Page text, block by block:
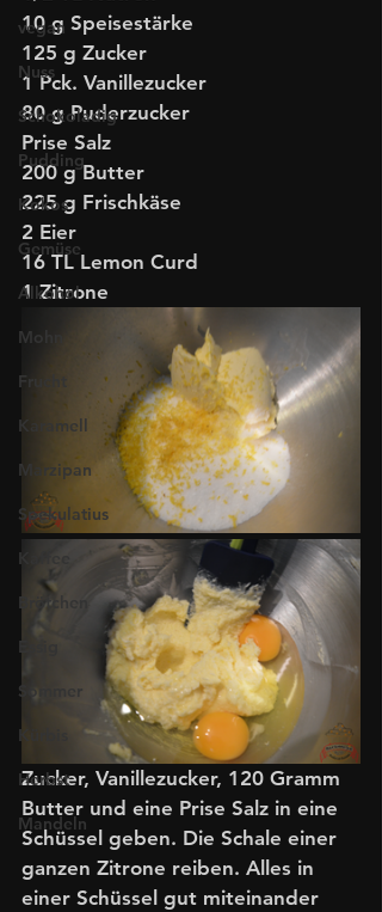
vegan
Nuss
Schokoladig
Pudding
Kokos
Gemüse
Alkohol
Mohn
Frucht
Karamell
Marzipan
Spekulatius
Kaffee
Brötchen
Essig
Sommer
Kürbis
Herbst
Mandeln
10 g Speisestärke
125 g Zucker
1 Pck. Vanillezucker
80 g Puderzucker
Prise Salz
200 g Butter
225 g Frischkäse
2 Eier
16 TL Lemon Curd
1 Zitrone
Zucker, Vanillezucker, 120 Gramm
Butter und eine Prise Salz in eine
Schüssel geben. Die Schale einer
ganzen Zitrone reiben. Alles in
einer Schüssel gut miteinander